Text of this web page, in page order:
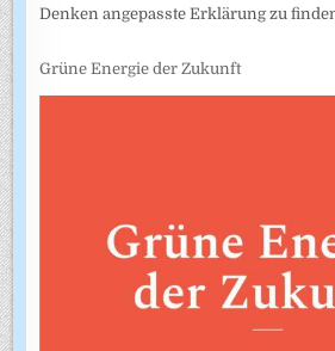
Denken angepasste Erklärung zu
Grüne Energie der Zukunft